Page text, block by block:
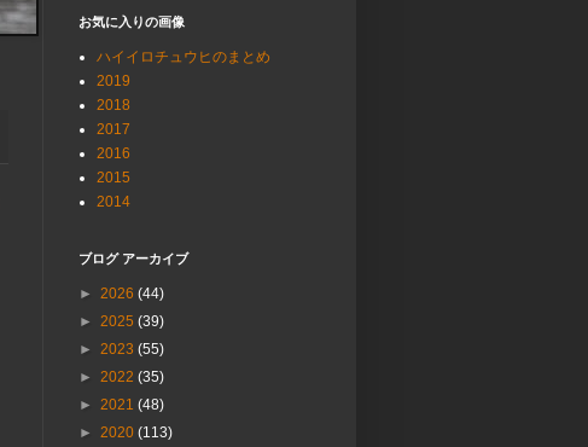
お気に入りの画像
ハイイロチュウヒのまとめ
2019
2018
2017
2016
2015
2014
ブログ アーカイブ
► 2026 (44)
► 2025 (39)
► 2023 (55)
► 2022 (35)
► 2021 (48)
► 2020 (113)